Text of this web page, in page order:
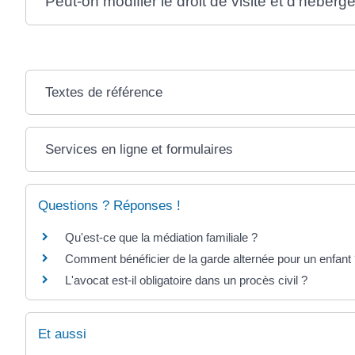
Textes de référence
Services en ligne et formulaires
Questions ? Réponses !
Qu'est-ce que la médiation familiale ?
Comment bénéficier de la garde alternée pour un enfant
L'avocat est-il obligatoire dans un procès civil ?
Et aussi